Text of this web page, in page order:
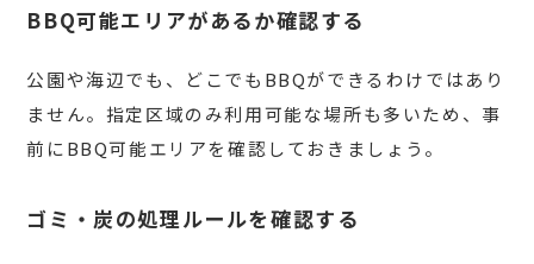
BBQ可能エリアがあるか確認する
公園や海辺でも、どこでもBBQができるわけではあり
ません。指定区域のみ利用可能な場所も多いため、事
前にBBQ可能エリアを確認しておきましょう。
ゴミ・炭の処理ルールを確認する